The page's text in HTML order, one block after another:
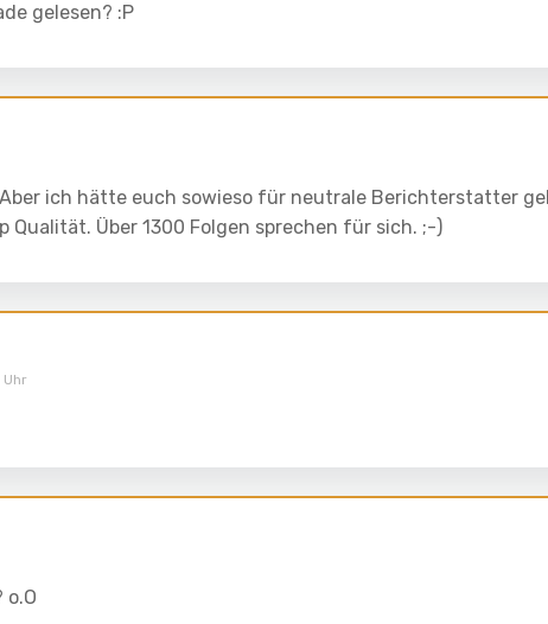
gelesen? :P
ich hätte euch sowieso für neutrale Berichterstatter
Qualität. Über 1300 Folgen sprechen für sich. ;-)
o.O